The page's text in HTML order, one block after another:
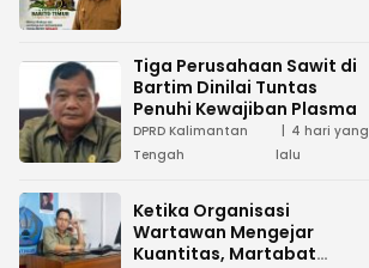
Tiga Perusahaan Sawit di
Bartim Dinilai Tuntas
Penuhi Kewajiban Plasma
DPRD Kalimantan
Tengah
4 hari yang
lalu
Ketika Organisasi
Wartawan Mengejar
Kuantitas, Martabat